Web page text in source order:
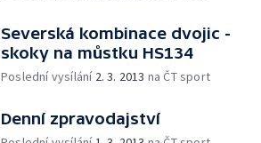
Severská kombinace dvojic -
skoky na můstku HS134
Poslední vysílání 2. 3. 2013 na ČT sport
Denní zpravodajství